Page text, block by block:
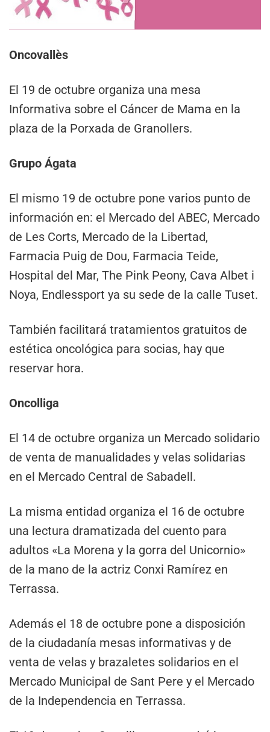
Oncovallès
El 19 de octubre organiza una mesa
Informativa sobre el Cáncer de Mama en la
plaza de la Porxada de Granollers.
Grupo Ágata
El mismo 19 de octubre pone varios punto de
información en: el Mercado del ABEC, Mercado
de Les Corts, Mercado de la Libertad,
Farmacia Puig de Dou, Farmacia Teide,
Hospital del Mar, The Pink Peony, Cava Albet i
Noya, Endlessport ya su sede de la calle Tuset.
También facilitará tratamientos gratuitos de
estética oncológica para socias, hay que
reservar hora.
Oncolliga
El 14 de octubre organiza un Mercado solidario
de venta de manualidades y velas solidarias
en el Mercado Central de Sabadell.
La misma entidad organiza el 16 de octubre
una lectura dramatizada del cuento para
adultos «La Morena y la gorra del Unicornio»
de la mano de la actriz Conxi Ramírez en
Terrassa.
Además el 18 de octubre pone a disposición
de la ciudadanía mesas informativas y de
venta de velas y brazaletes solidarios en el
Mercado Municipal de Sant Pere y el Mercado
de la Independencia en Terrassa.